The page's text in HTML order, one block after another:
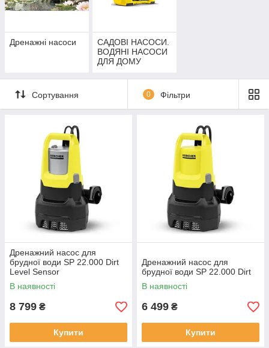
Дренажні насоси
САДОВІ НАСОСИ.
ВОДЯНІ НАСОСИ
ДЛЯ ДОМУ
Сортування 0 Фільтри
Дренажний насос для
брудної води SP 22.000 Dirt
Level Sensor
В наявності
8 799 ₴
Купити
Дренажний насос для
брудної води SP 22.000 Dirt
В наявності
6 499 ₴
Купити